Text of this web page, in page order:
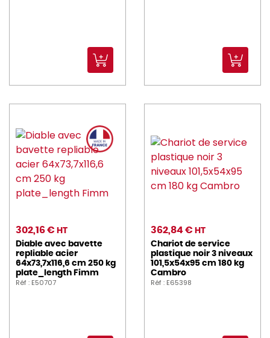
302,16 € HT
Diable avec bavette
repliable acier
64x73,7x116,6 cm 250 kg
plate_length Fimm
Réf : E50707
362,84 € HT
Chariot de service
plastique noir 3 niveaux
101,5x54x95 cm 180 kg
Cambro
Réf : E65398